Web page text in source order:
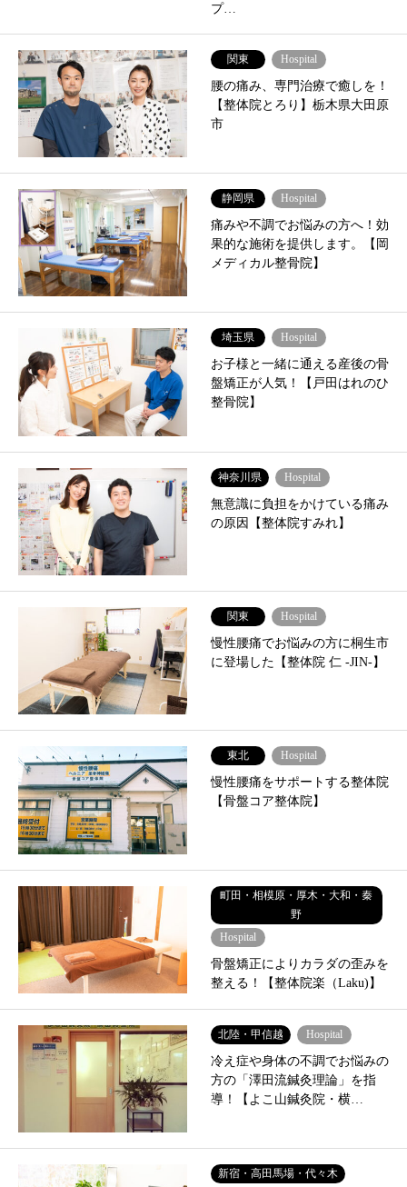
プ…
関東 Hospital
腰の痛み、専門治療で癒しを！
【整体院とろり】栃木県大田原
市
静岡県 Hospital
痛みや不調でお悩みの方へ！効
果的な施術を提供します。【岡
メディカル整骨院】
埼玉県 Hospital
お子様と一緒に通える産後の骨
盤矯正が人気！【戸田はれのひ
整骨院】
神奈川県 Hospital
無意識に負担をかけている痛み
の原因【整体院すみれ】
関東 Hospital
慢性腰痛でお悩みの方に桐生市
に登場した【整体院 仁 -JIN-】
東北 Hospital
慢性腰痛をサポートする整体院
【骨盤コア整体院】
町田・相模原・厚木・大和・秦
野
Hospital
骨盤矯正によりカラダの歪みを
整える！【整体院楽（Laku)】
北陸・甲信越 Hospital
冷え症や身体の不調でお悩みの
方の「澤田流鍼灸理論」を指
導！【よこ山鍼灸院・横…
新宿・高田馬場・代々木